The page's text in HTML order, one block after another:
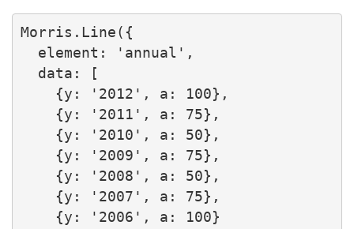
Morris.Line({